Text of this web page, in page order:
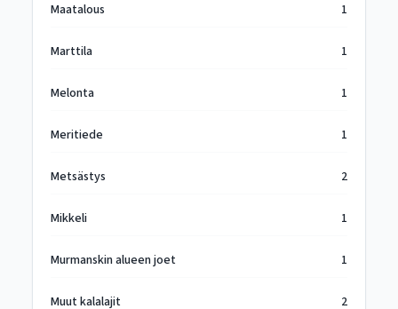
Maatalous 1
Marttila 1
Melonta 1
Meritiede 1
Metsästys 2
Mikkeli 1
Murmanskin alueen joet 1
Muut kalalajit 2